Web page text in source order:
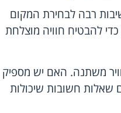
רבה לבחירת המקום
להבטיח חוויה מוצלחת
משתנה. האם יש מספיק
חשובות שיכולות